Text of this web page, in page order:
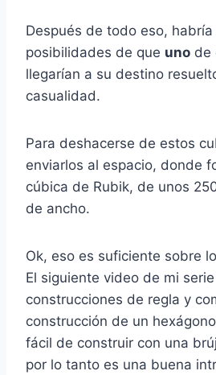
Después de todo eso, habría
posibilidades de que uno de
llegarían a su destino
casualidad.
Para deshacerse de estos
enviarlos al espacio, donde
cúbica de Rubik, de unos
de ancho.
Ok, eso es suficiente sobre
El siguiente video de mi
construcciones de regla y
construcción de un
fácil de construir con una
por lo tanto es una buena